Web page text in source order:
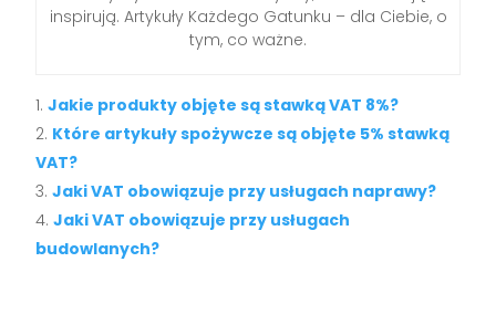
inspirują. Artykuły Każdego Gatunku – dla Ciebie, o
tym, co ważne.
Jakie produkty objęte są stawką VAT 8%?
Które artykuły spożywcze są objęte 5% stawką
VAT?
Jaki VAT obowiązuje przy usługach naprawy?
Jaki VAT obowiązuje przy usługach
budowlanych?